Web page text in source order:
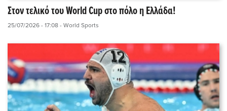
Στον τελικό του World Cup στο πόλο η Ελλάδα!
25/07/2026 - 17:08 - World Sports